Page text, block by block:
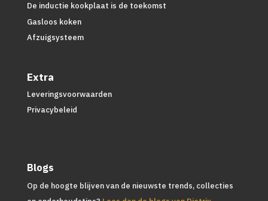
De inductie kookplaat is de toekomst
Gasloos koken
Afzuigsysteem
Extra
Leveringsvoorwaarden
Privacybeleid
Blogs
Op de hoogte blijven van de nieuwste trends, collecties